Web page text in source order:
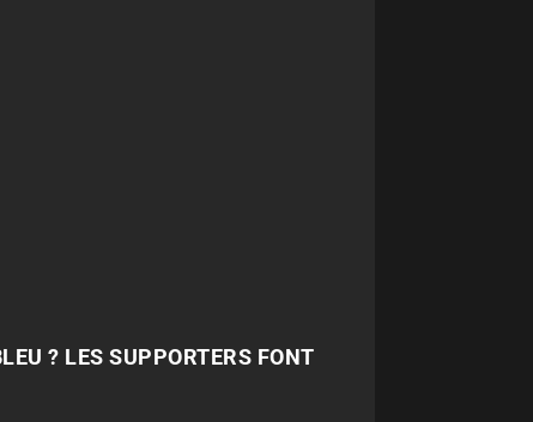
? LES SUPPORTERS FONT